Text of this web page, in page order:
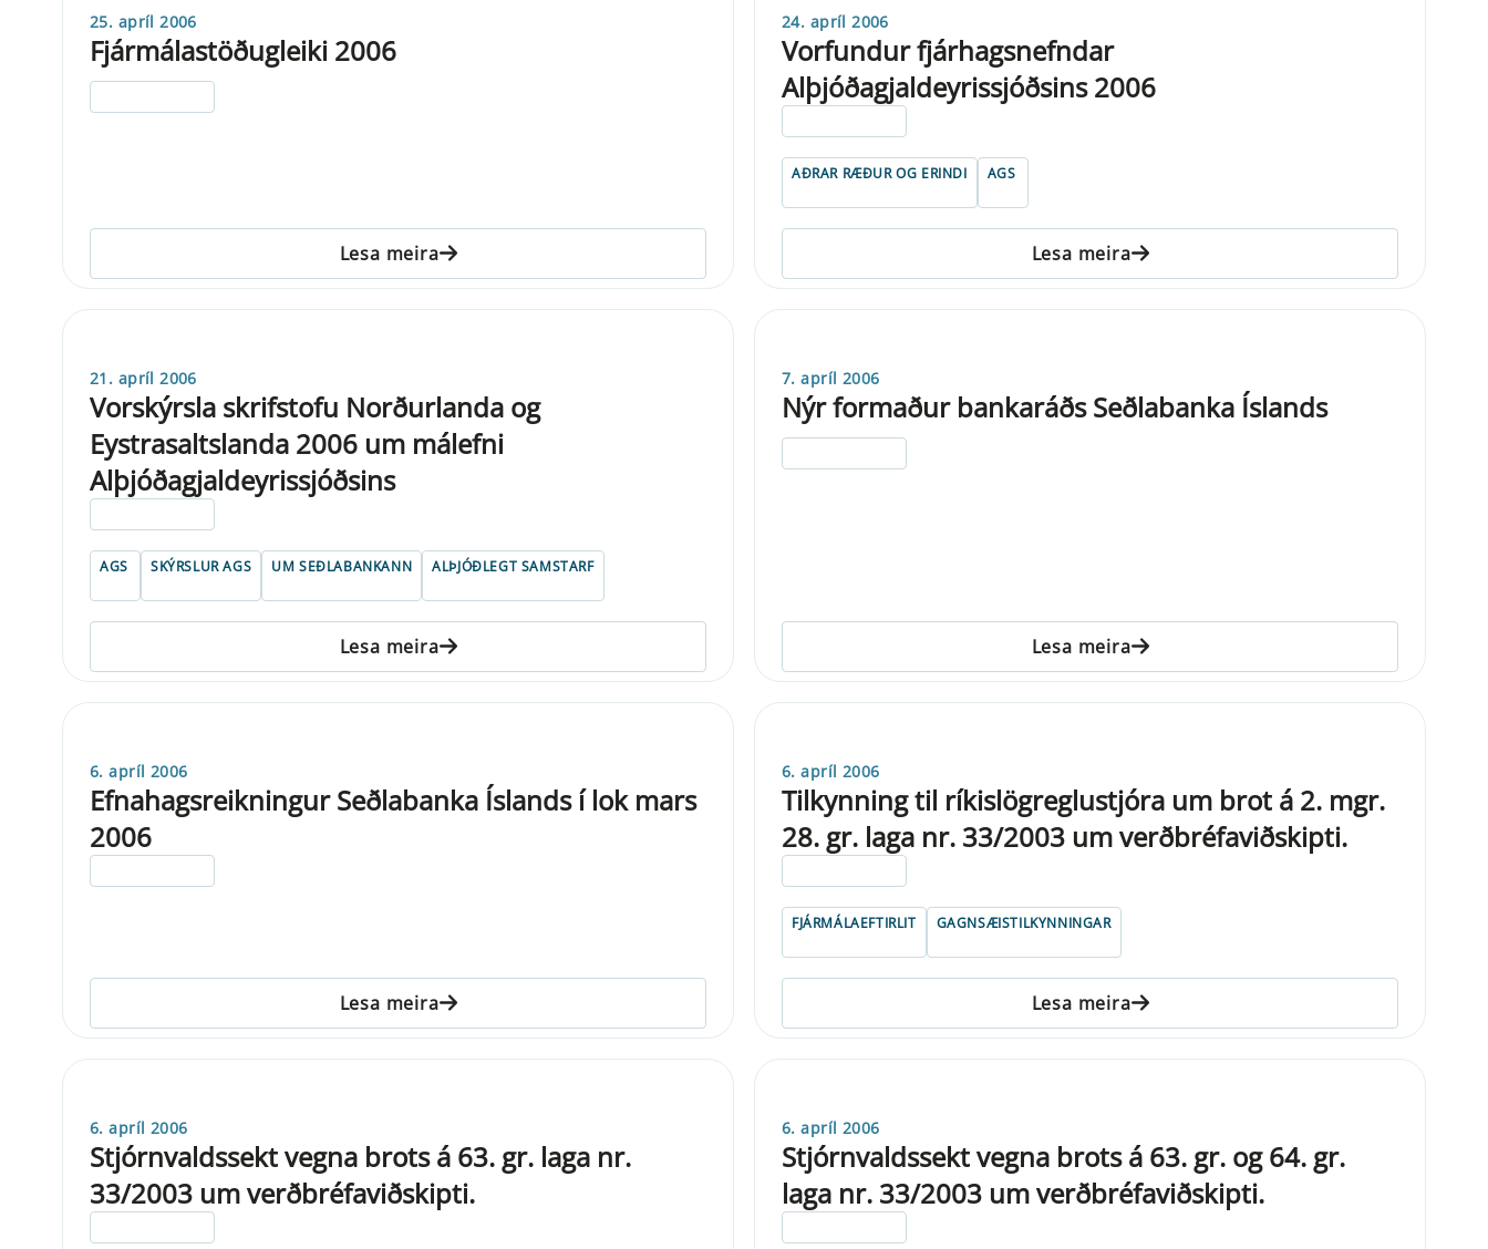
25. apríl 2006
Fjármálastöðugleiki 2006
Lesa meira
24. apríl 2006
Vorfundur fjárhagsnefndar
Alþjóðagjaldeyrissjóðsins 2006
AÐRAR RÆÐUR OG ERINDI AGS
Lesa meira
21. apríl 2006
Vorskýrsla skrifstofu Norðurlanda og
Eystrasaltslanda 2006 um málefni
Alþjóðagjaldeyrissjóðsins
AGS SKÝRSLUR AGS UM SEÐLABANKANN ALÞJÓÐLEGT SAMSTARF
Lesa meira
7. apríl 2006
Nýr formaður bankaráðs Seðlabanka Íslands
Lesa meira
6. apríl 2006
Efnahagsreikningur Seðlabanka Íslands í lok mars
2006
Lesa meira
6. apríl 2006
Tilkynning til ríkislögreglustjóra um brot á 2. mgr.
28. gr. laga nr. 33/2003 um verðbréfaviðskipti.
FJÁRMÁLAEFTIRLIT GAGNSÆISTILKYNNINGAR
Lesa meira
6. apríl 2006
Stjórnvaldssekt vegna brots á 63. gr. laga nr.
33/2003 um verðbréfaviðskipti.
6. apríl 2006
Stjórnvaldssekt vegna brots á 63. gr. og 64. gr.
laga nr. 33/2003 um verðbréfaviðskipti.